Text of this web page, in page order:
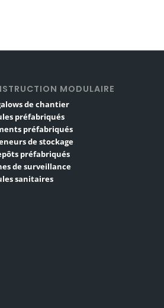
MODULAIRE
de chantier
préfabriqués
préfabriqués
de stockage
préfabriqués
de surveillance
sanitaires